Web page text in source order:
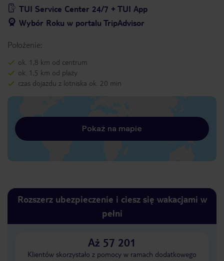
TUI Service Center 24/7 + TUI App
Wybór Roku w portalu TripAdvisor
Położenie:
ok. 1,8 km od centrum
ok. 1,5 km od plaży
czas dojazdu z lotniska ok. 20 min
Pokaż na mapie
Rozszerz ubezpieczenie i ciesz się wakacjami w
pełni
Aż 57 201
Klientów skorzystało z pomocy w ramach dodatkowego